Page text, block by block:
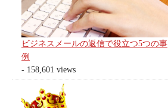
ビジネスメールの返信で役立つ5つの事
例
- 158,601 views